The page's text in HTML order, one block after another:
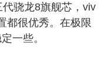
骁龙8旗舰芯，viv
都很优秀。在极限
一些。